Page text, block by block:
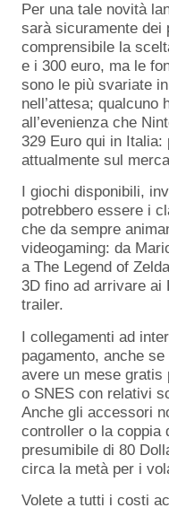
Per una tale novità
sarà sicuramente dei
comprensibile la
e i 300 euro, ma le
sono le più svariate
nell’attesa; qualcuno
all’evenienza che
329 Euro qui in
attualmente sul
I giochi disponibili,
potrebbero essere i
che da sempre
videogaming: da
a The Legend of
3D fino ad arrivare ai
trailer.
I collegamenti ad
pagamento, anche
avere un mese gratis
o SNES con relativi
Anche gli accessori
controller o la coppia
presumibile di 80
circa la metà per i
Volete a tutti i costi